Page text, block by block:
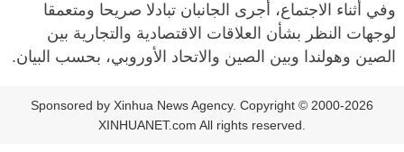
وفي أثناء الاجتماع، أجرى الجانبان تبادلا صريحا ومتعمقا
لوجهات النظر بشأن العلاقات الاقتصادية والتجارية بين
الصين وهولندا وبين الصين والاتحاد الأوروبي، بحسب البيان.
Sponsored by Xinhua News Agency. Copyright © 2000-2026
XINHUANET.com All rights reserved.